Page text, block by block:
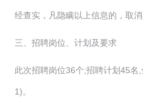
经查实，凡隐瞒以上信息的，取消
三、招聘岗位、计划及要求
此次招聘岗位36个;招聘计划45
1)。